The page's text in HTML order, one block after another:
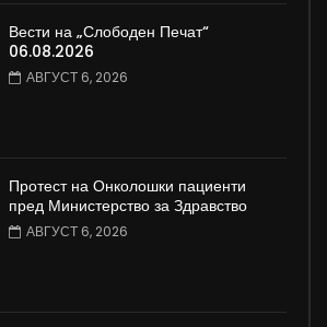
Вести на „Слободен Печат“
06.08.2026
АВГУСТ 6, 2026
Протест на Онколошки пациенти
пред Министерство за Здравство
АВГУСТ 6, 2026